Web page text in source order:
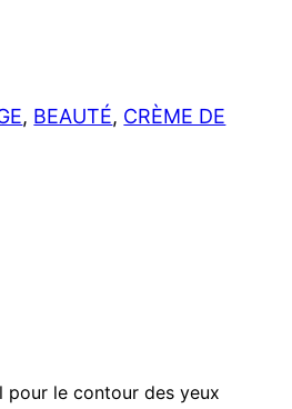
, BEAUTÉ, CRÈME DE
pour le contour des yeux